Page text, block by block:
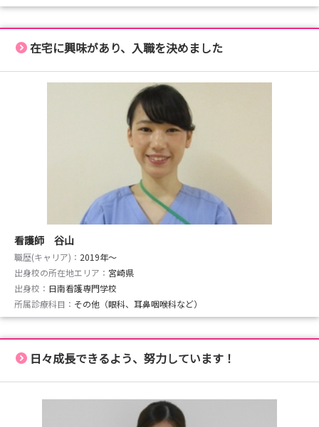
在宅に興味があり、入職を決めました
看護師 谷山
職歴(キャリア)： 2019年〜
出身校の所在地エリア： 宮崎県
出身校： 日南看護専門学校
所属診療科目： その他（眼科、耳鼻咽喉科など）
日々成長できるよう、努力しています！